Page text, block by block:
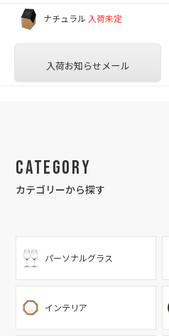
ナチュラル 入荷未定
入荷お知らせメール
Category
カテゴリーから探す
パーソナルグラス
インテリア